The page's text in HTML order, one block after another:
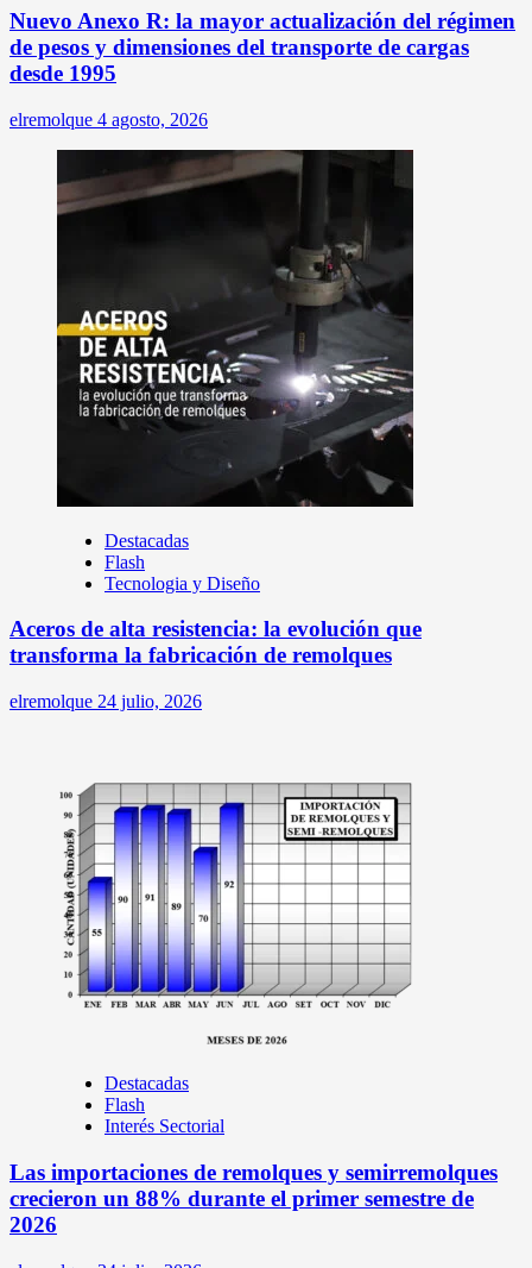
Nuevo Anexo R: la mayor actualización del régimen
de pesos y dimensiones del transporte de cargas
desde 1995
elremolque 4 agosto, 2026
Destacadas
Flash
Tecnologia y Diseño
Aceros de alta resistencia: la evolución que
transforma la fabricación de remolques
elremolque 24 julio, 2026
Destacadas
Flash
Interés Sectorial
Las importaciones de remolques y semirremolques
crecieron un 88% durante el primer semestre de
2026